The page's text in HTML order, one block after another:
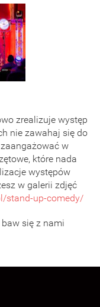
zrealizuje występ
nie zawahaj się do
w
które nada
występów
w galerii zdjęć
stand-up-comedy/
się z nami